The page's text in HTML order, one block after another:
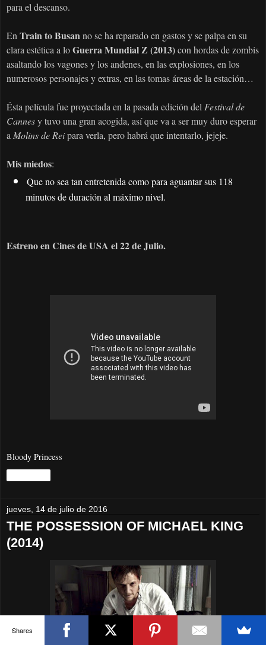
para el descanso.
En Train to Busanno se ha reparado en gastos y se palpa en su
clara estética a loGuerra Mundial Z (2013)con hordas de zombis
asaltando los vagones y los andenes, en las explosiones, en los
numerosos personajes y extras, en las tomas áreas de la estación…
Ésta película fue proyectada en la pasada edición del Festival de
Cannesy tuvo una gran acogida, así que va a ser muy duro esperar
a Molins de Reipara verla, pero habrá que intentarlo, jejeje.
Mis miedos:
Que no sea tan entretenida como para aguantar sus 118
minutos de duración al máximo nivel.
Estreno en Cines de USA el 22 de Julio.
Bloody Princess
jueves, 14 de julio de 2016
THE POSSESSION OF MICHAEL KING
(2014)
Shares